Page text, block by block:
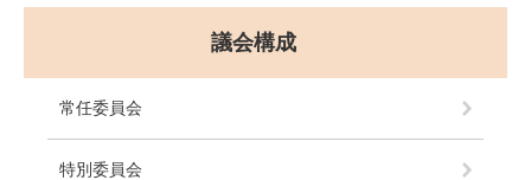
議会構成
常任委員会
特別委員会